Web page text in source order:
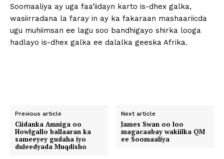
Soomaaliya ay uga faa’iidayn karto is-dhex galka,
wasiirradana la faray in ay ka fakaraan mashaariicda
ugu muhiimsan ee lagu soo bandhigayo shirka looga
hadlayo is-dhex galka ee dalalka geeska Afrika.
Previous article
Ciidanka Amniga oo
Howlgallo ballaaran ka
sameeyey gudaha iyo
duleedyada Muqdisho
Next article
James Swan oo loo
magacaabay wakiilka QM
ee Soomaaliya